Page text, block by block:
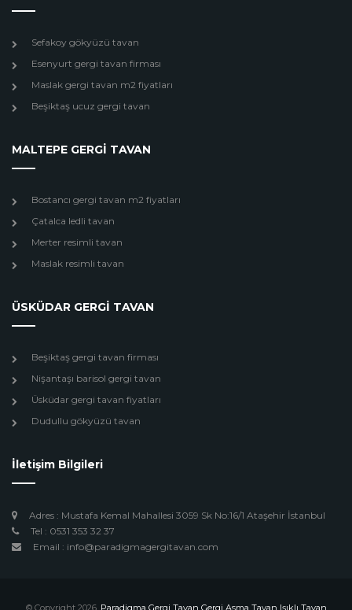
Sefakoy gökyüzü tavan
Esenyurt gergi tavan firması
Maslak gergi tavan m2 fiyatları
Beşiktaş ucuz gergi tavan
MALTEPE GERGİ TAVAN
Bostancı gergi tavan m2 fiyatları
Çatalca ledli tavan
Merter resimli tavan
Maslak resimli tavan
ÜSKÜDAR GERGİ TAVAN
Beşiktaş gergi tavan firması
Nişantaşı barisol gergi tavan
Üsküdar gergi tavan fiyatları
Dudullu gökyüzü tavan
İletişim Bilgileri
Adres : Mustafa Kemal Mahallesi 3059 Sk No:16/1 Ataşehir İstanbul
Tel : 0531 353 32 37
Email : info@paradigmagergitavan.com
© Copyright 2026. Paradigma Gergi Tavan Gergi Asma Tavan Işıklı Tavan